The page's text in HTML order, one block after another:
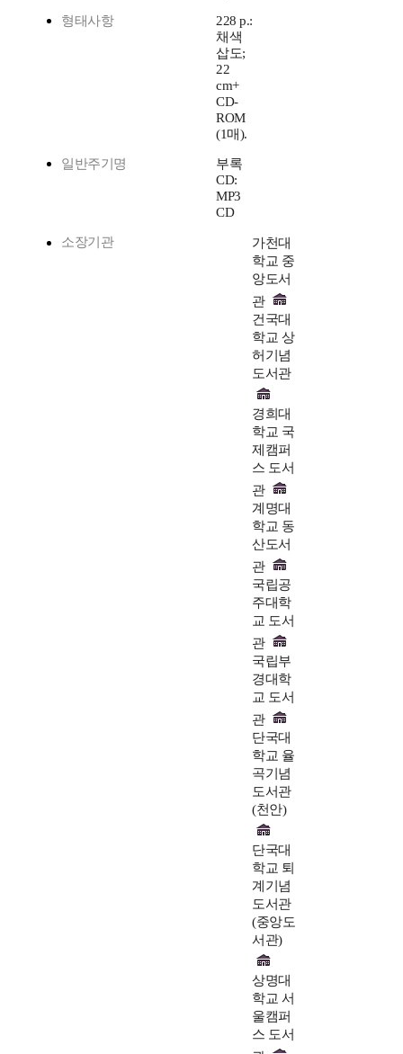
형태사항
228 p.:
채색
삽도;
22
cm+
CD-
ROM
(1매).
일반주기명
부록
CD:
MP3
CD
소장기관
가천대
학교 중
앙도서
관
건국대
학교 상
허기념
도서관
경희대
학교 국
제캠퍼
스 도서
관
계명대
학교 동
산도서
관
국립공
주대학
교 도서
관
국립부
경대학
교 도서
관
단국대
학교 율
곡기념
도서관
(천안)
단국대
학교 퇴
계기념
도서관
(중앙도
서관)
상명대
학교 서
울캠퍼
스 도서